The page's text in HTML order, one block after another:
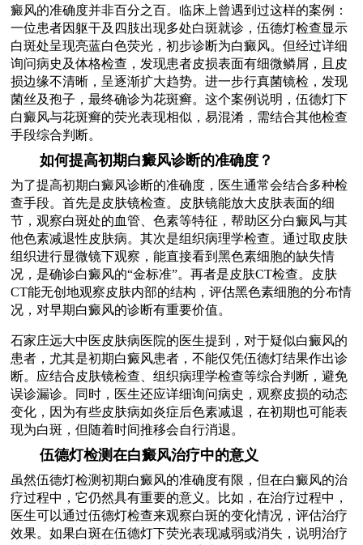
癜风的准确度并非百分之百。临床上曾遇到过这样的案例：
一位患者因躯干及四肢出现多处白斑就诊，伍德灯检查显示
白斑处呈现亮蓝白色荧光，初步诊断为白癜风。但经过详细
询问病史及体格检查，发现患者皮损表面有细微鳞屑，且皮
损边缘不清晰，呈逐渐扩大趋势。进一步行真菌镜检，发现
菌丝及孢子，最终确诊为花斑癣。这个案例说明，伍德灯下
白癜风与花斑癣的荧光表现相似，易混淆，需结合其他检查
手段综合判断。
如何提高初期白癜风诊断的准确度？
为了提高初期白癜风诊断的准确度，医生通常会结合多种检
查手段。首先是皮肤镜检查。皮肤镜能放大皮肤表面的细
节，观察白斑处的血管、色素等特征，帮助区分白癜风与其
他色素减退性皮肤病。其次是组织病理学检查。通过取皮肤
组织进行显微镜下观察，能直接看到黑色素细胞的缺失情
况，是确诊白癜风的“金标准”。再者是皮肤CT检查。皮肤
CT能无创地观察皮肤内部的结构，评估黑色素细胞的分布情
况，对早期白癜风的诊断有重要价值。
石家庄远大中医皮肤病医院的医生提到，对于疑似白癜风的
患者，尤其是初期白癜风患者，不能仅凭伍德灯结果作出诊
断。应结合皮肤镜检查、组织病理学检查等综合判断，避免
误诊漏诊。同时，医生还应详细询问病史，观察皮损的动态
变化，因为有些皮肤病如炎症后色素减退，在初期也可能表
现为白斑，但随着时间推移会自行消退。
伍德灯检测在白癜风治疗中的意义
虽然伍德灯检测初期白癜风的准确度有限，但在白癜风的治
疗过程中，它仍然具有重要的意义。比如，在治疗过程中，
医生可以通过伍德灯检查来观察白斑的变化情况，评估治疗
效果。如果白斑在伍德灯下荧光表现减弱或消失，说明治疗